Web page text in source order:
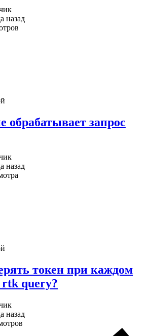
назад
обрабатывает запрос
назад
токен при каждом
rtk query?
назад